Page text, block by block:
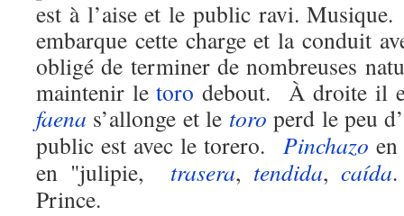
est à l’aise et le public ravi.
embarque cette charge et la conduit
obligé de terminer de nombreuses
maintenir letoro debout. À droite il
faena s’allonge et le toro perd le peu
public est avec le torero. Pinchazo
en "julipie, trasera, tendida, caída
Prince.